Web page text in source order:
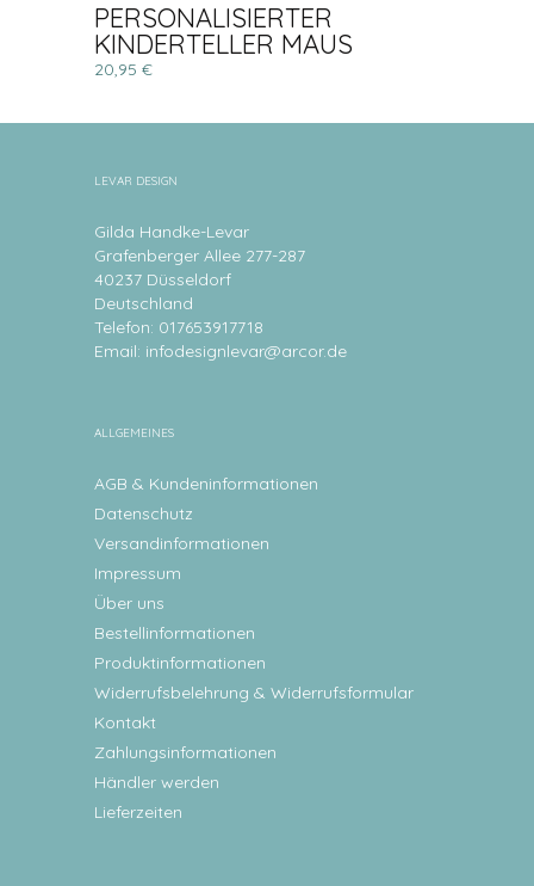
PERSONALISIERTER
KINDERTELLER MAUS
20,95 €
LEVAR DESIGN
Gilda Handke-Levar
Grafenberger Allee 277-287
40237 Düsseldorf
Deutschland
Telefon: 017653917718
Email: infodesignlevar@arcor.de
ALLGEMEINES
AGB & Kundeninformationen
Datenschutz
Versandinformationen
Impressum
Über uns
Bestellinformationen
Produktinformationen
Widerrufsbelehrung & Widerrufsformular
Kontakt
Zahlungsinformationen
Händler werden
Lieferzeiten